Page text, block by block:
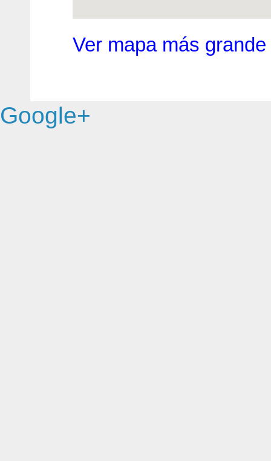
Ver mapa más grande
Google+